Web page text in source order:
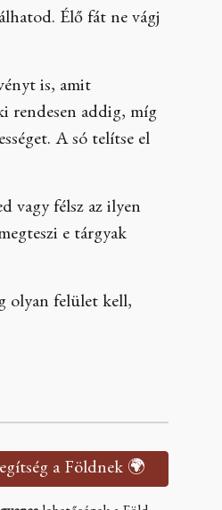
Élő fát ne vágj
is, amit
rendesen addig, míg
A só telítse el
vagy félsz az ilyen
e tárgyak
olyan felület kell,
a Földnek 🌍